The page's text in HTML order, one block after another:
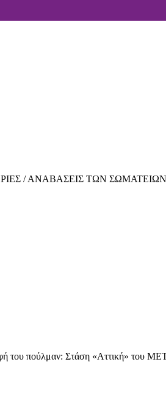
/ ΑΝΑΒΑΣΕΙΣ ΤΩΝ ΣΩΜΑΤΕΙΩΝ
Στάση «Αττική» του